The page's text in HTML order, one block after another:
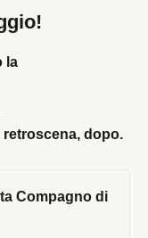
la
retroscena, dopo.
Compagno di